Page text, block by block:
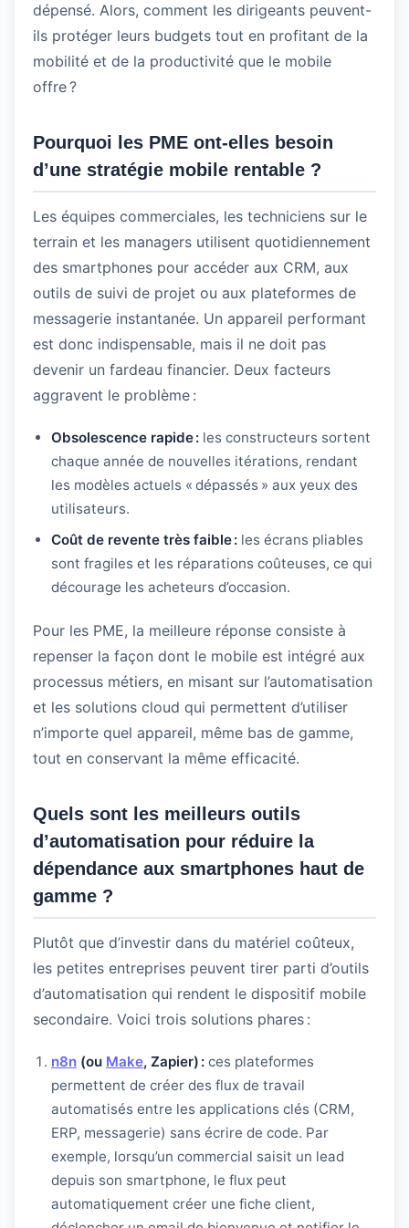
dépensé. Alors, comment les dirigeants peuvent-
ils protéger leurs budgets tout en profitant de la
mobilité et de la productivité que le mobile
offre ?
Pourquoi les PME ont-elles besoin
d’une stratégie mobile rentable ?
Les équipes commerciales, les techniciens sur le
terrain et les managers utilisent quotidiennement
des smartphones pour accéder aux CRM, aux
outils de suivi de projet ou aux plateformes de
messagerie instantanée. Un appareil performant
est donc indispensable, mais il ne doit pas
devenir un fardeau financier. Deux facteurs
aggravent le problème :
Obsolescence rapide : les constructeurs sortent
chaque année de nouvelles itérations, rendant
les modèles actuels « dépassés » aux yeux des
utilisateurs.
Coût de revente très faible : les écrans pliables
sont fragiles et les réparations coûteuses, ce qui
décourage les acheteurs d’occasion.
Pour les PME, la meilleure réponse consiste à
repenser la façon dont le mobile est intégré aux
processus métiers, en misant sur l’automatisation
et les solutions cloud qui permettent d’utiliser
n’importe quel appareil, même bas de gamme,
tout en conservant la même efficacité.
Quels sont les meilleurs outils
d’automatisation pour réduire la
dépendance aux smartphones haut de
gamme ?
Plutôt que d’investir dans du matériel coûteux,
les petites entreprises peuvent tirer parti d’outils
d’automatisation qui rendent le dispositif mobile
secondaire. Voici trois solutions phares :
n8n (ou Make, Zapier) : ces plateformes
permettent de créer des flux de travail
automatisés entre les applications clés (CRM,
ERP, messagerie) sans écrire de code. Par
exemple, lorsqu’un commercial saisit un lead
depuis son smartphone, le flux peut
automatiquement créer une fiche client,